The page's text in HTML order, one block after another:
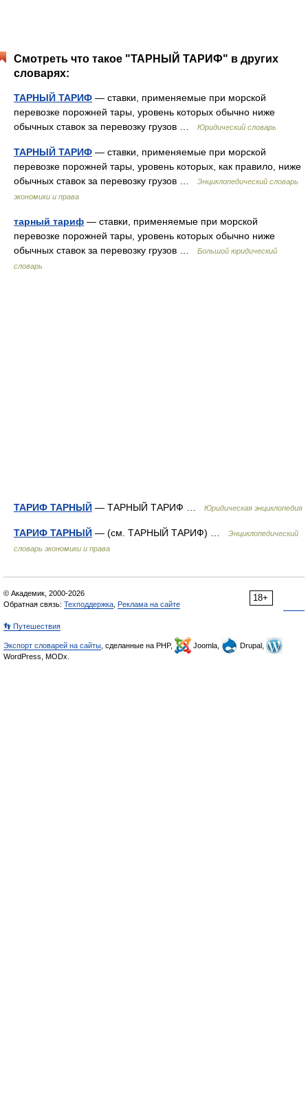
Смотреть что такое "ТАРНЫЙ ТАРИФ" в других
словарях:
ТАРНЫЙ ТАРИФ — ставки, применяемые при морской
перевозке порожней тары, уровень которых обычно ниже
обычных ставок за перевозку грузов …
Юридический словарь
ТАРНЫЙ ТАРИФ — ставки, применяемые при морской
перевозке порожней тары, уровень которых, как правило, ниже
обычных ставок за перевозку грузов …
Энциклопедический словарь
экономики и права
тарный тариф — ставки, применяемые при морской
перевозке порожней тары, уровень которых обычно ниже
обычных ставок за перевозку грузов …
Большой юридический
словарь
ТАРИФ ТАРНЫЙ — ТАРНЫЙ ТАРИФ … Юридическая энциклопедия
ТАРИФ ТАРНЫЙ — (см. ТАРНЫЙ ТАРИФ) …
Энциклопедический
словарь экономики и права
18+
© Академик, 2000-2026
Обратная связь: Техподдержка Реклама на сайте
👣 Путешествия
Экспорт словарей на сайты , сделанные на PHP, Joomla,
Drupal,
WordPress, MODx.